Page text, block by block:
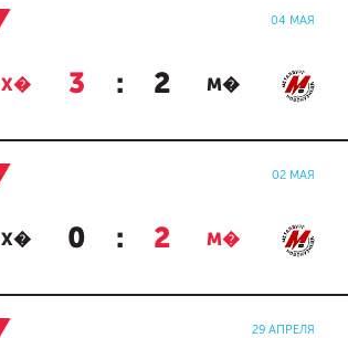
04 МАЯ
Х� 3 : 2 М�
02 МАЯ
Х� 0 : 2 М�
29 АПРЕЛЯ